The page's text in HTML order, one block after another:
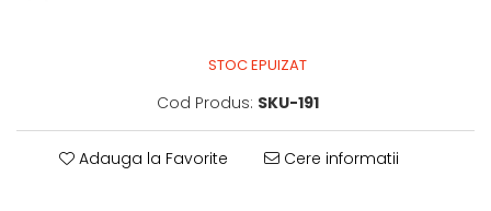
STOC EPUIZAT
Cod Produs: SKU-191
Adauga la Favorite Cere informatii